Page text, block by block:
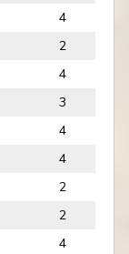
4
2
4
3
4
4
2
2
4